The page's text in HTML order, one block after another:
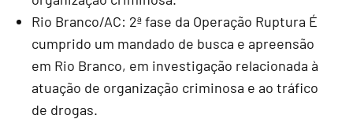
Rio Branco/AC: 2ª fase da Operação Ruptura É
cumprido um mandado de busca e apreensão
em Rio Branco, em investigação relacionada à
atuação de organização criminosa e ao tráfico
de drogas.